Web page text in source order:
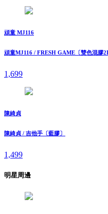
頑童 MJ116
頑童MJ116 / FRESH GAME〔雙色混膠
1,699
陳綺貞
陳綺貞 / 吉他手〔藍膠〕
1,499
明星周邊